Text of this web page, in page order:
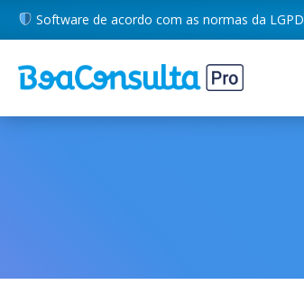
Software de acordo com as normas da LGPD